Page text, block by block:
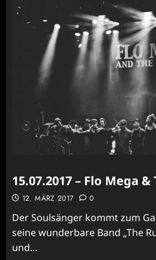
15.07.2017 – Flo Mega
12. MÄRZ 2017 0
Der Soulsänger kommt zum
seine wunderbare Band „The
und...